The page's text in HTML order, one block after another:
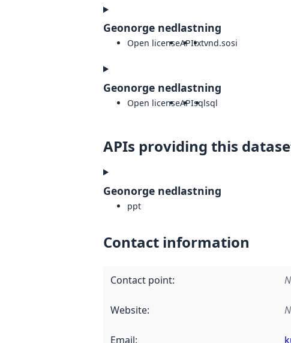
Geonorge nedlastning
Open licenseAPItxtvnd.sosi
Geonorge nedlastning
Open licenseAPIsqlsql
APIs providing this
Geonorge nedlastning
ppt
Contact information
Contact point:
Website:
Email: